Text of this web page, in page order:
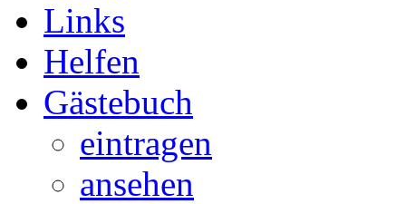
Links
Helfen
Gästebuch
eintragen
ansehen